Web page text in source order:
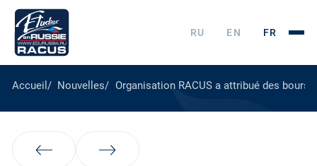
RU EN FR
Accueil Nouvelles Organisation RACUS a attribué des